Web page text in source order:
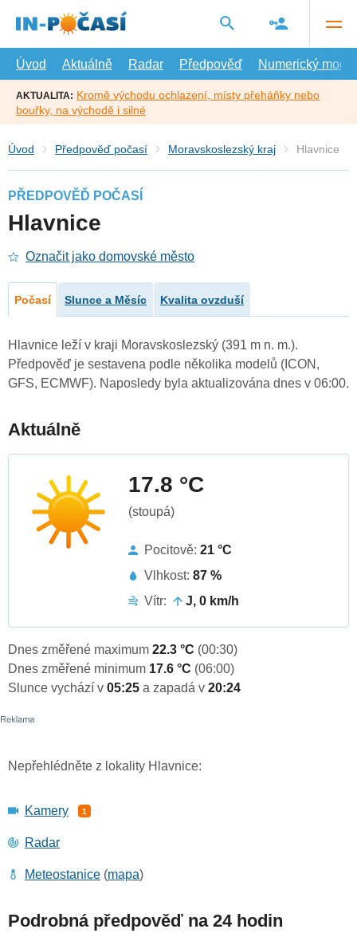
hlavní
Úvod
Aktuálně Radar Předpověď Numerický model
AKTUALITA: Kromě východu ochlazení, místy přeháňky nebo
bouřky, na východě i silné
Úvod Předpověď počasí Moravskoslezský kraj Hlavnice
PŘEDPOVĚĎ POČASÍ
Hlavnice
Označit jako domovské město
Počasí Slunce a Měsíc Kvalita ovzduší
Hlavnice leží v kraji Moravskoslezský (391 m n. m.).
Předpověď je sestavena podle několika modelů (ICON,
GFS, ECMWF). Naposledy byla aktualizována dnes v 06:00.
Aktuálně
17.8 °C
(stoupá)
Pocitově: 21 °C
Vlhkost: 87 %
Vítr:
J, 0 km/h
Dnes změřené maximum 22.3 °C (00:30)
Dnes změřené minimum 17.6 °C (06:00)
Slunce vychází v 05:25 a zapadá v 20:24
Nepřehlédněte z lokality Hlavnice:
Kamery 1
Radar
Meteostanice (mapa)
Podrobná předpověď na 24 hodin